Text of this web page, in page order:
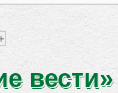
вести»